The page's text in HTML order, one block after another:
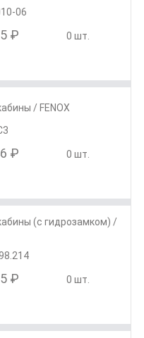
06
₽ 0 шт.
/ FENOX
₽ 0 шт.
(с гидрозамком) /
₽ 0 шт.